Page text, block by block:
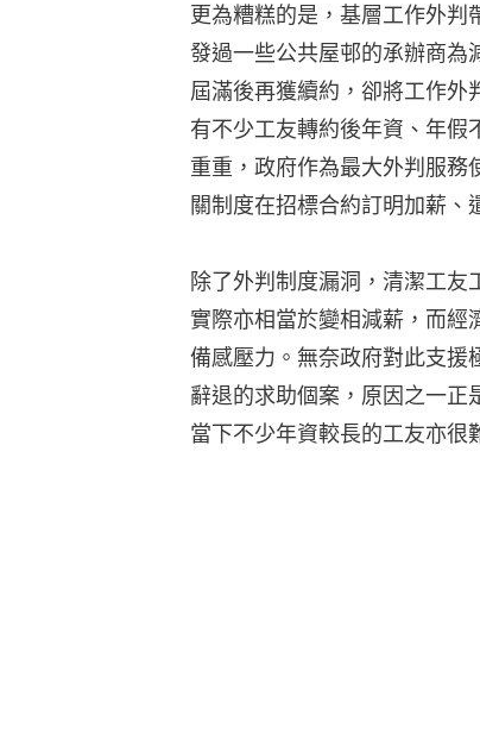
更為糟糕的是，基層工作外判
發過一些公共屋邨的承辦商為
屆滿後再獲續約，卻將工作外
有不少工友轉約後年資、年假
重重，政府作為最大外判服務
關制度在招標合約訂明加薪、
除了外判制度漏洞，清潔工友
實際亦相當於變相減薪，而經
備感壓力。無奈政府對此支援
辭退的求助個案，原因之一正
當下不少年資較長的工友亦很